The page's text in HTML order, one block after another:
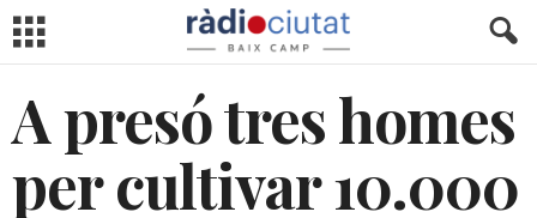
A presó tres homes
per cultivar 10.000